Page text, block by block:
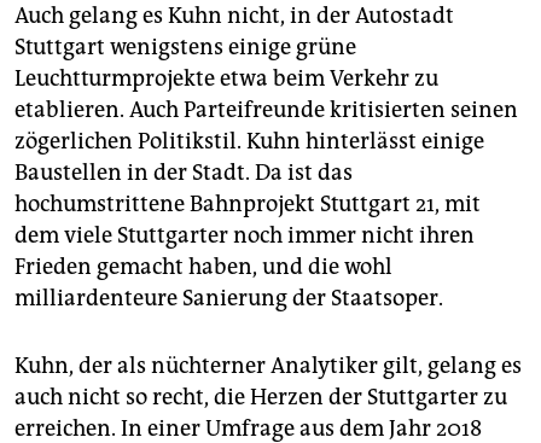
Auch gelang es Kuhn nicht, in der Autostadt
Stuttgart wenigstens einige grüne
Leuchtturmprojekte etwa beim Verkehr zu
etablieren. Auch Parteifreunde kritisierten seinen
zögerlichen Politikstil. Kuhn hinterlässt einige
Baustellen in der Stadt. Da ist das
hochumstrittene Bahnprojekt Stuttgart 21, mit
dem viele Stuttgarter noch immer nicht ihren
Frieden gemacht haben, und die wohl
milliardenteure Sanierung der Staatsoper.
Kuhn, der als nüchterner Analytiker gilt, gelang es
auch nicht so recht, die Herzen der Stuttgarter zu
erreichen. In einer Umfrage aus dem Jahr 2018